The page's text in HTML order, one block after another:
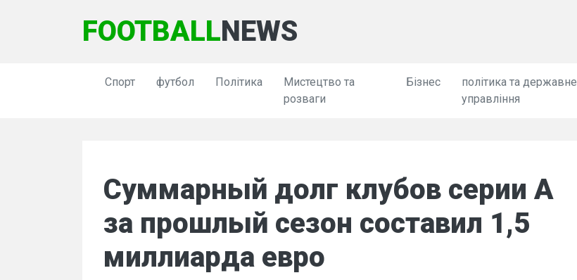
FOOTBALLNEWS
Спорт футбол Політика
Мистецтво та
розваги
Бізнес
політика та державне
управління
Суммарный долг клубов серии А
за прошлый сезон составил 1,5
миллиарда евро